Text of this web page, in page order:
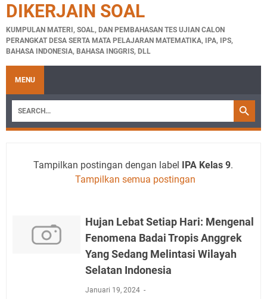
DIKERJAIN SOAL
KUMPULAN MATERI, SOAL, DAN PEMBAHASAN TES UJIAN CALON
PERANGKAT DESA SERTA MATA PELAJARAN MATEMATIKA, IPA, IPS,
BAHASA INDONESIA, BAHASA INGGRIS, DLL
MENU
Tampilkan postingan dengan label IPA Kelas 9.
Tampilkan semua postingan
Hujan Lebat Setiap Hari: Mengenal
Fenomena Badai Tropis Anggrek
Yang Sedang Melintasi Wilayah
Selatan Indonesia
Januari 19, 2024